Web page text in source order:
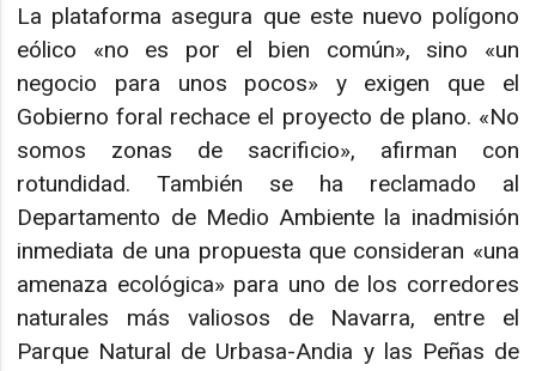
La plataforma asegura que este nuevo polígono
eólico «no es por el bien común», sino «un
negocio para unos pocos» y exigen que el
Gobierno foral rechace el proyecto de plano. «No
somos zonas de sacrificio», afirman con
rotundidad. También se ha reclamado al
Departamento de Medio Ambiente la inadmisión
inmediata de una propuesta que consideran «una
amenaza ecológica» para uno de los corredores
naturales más valiosos de Navarra, entre el
Parque Natural de Urbasa-Andia y las Peñas de